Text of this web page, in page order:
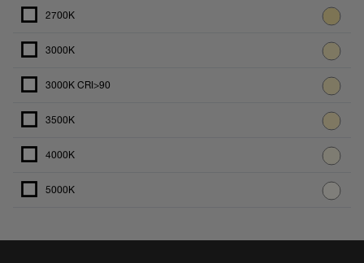
2700K
3000K
3000K CRI>90
3500K
4000K
5000K